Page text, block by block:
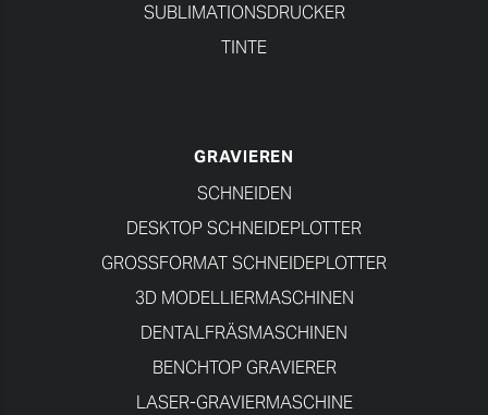
SUBLIMATIONSDRUCKER
TINTE
GRAVIEREN
SCHNEIDEN
DESKTOP SCHNEIDEPLOTTER
GROSSFORMAT SCHNEIDEPLOTTER
3D MODELLIERMASCHINEN
DENTALFRÄSMASCHINEN
BENCHTOP GRAVIERER
LASER-GRAVIERMASCHINE